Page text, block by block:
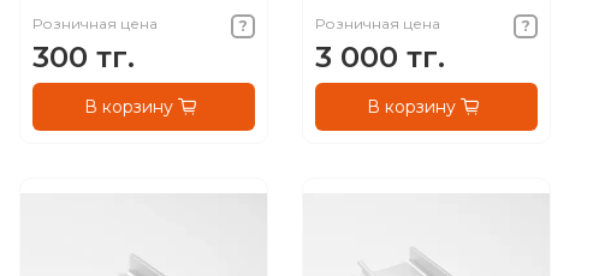
Розничная цена
300 тг.
В корзину
Розничная цена
3 000 тг.
В корзину